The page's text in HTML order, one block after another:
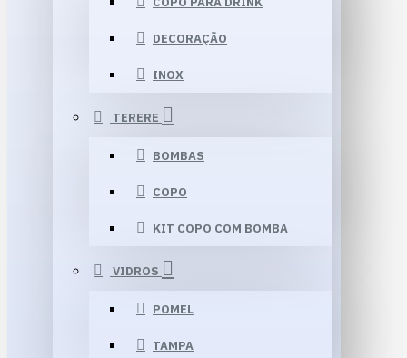
DECORAÇÃO
INOX
TERERE
BOMBAS
COPO
KIT COPO COM BOMBA
VIDROS
POMEL
TAMPA